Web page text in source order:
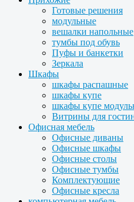
Готовые решения
модульные
вешалки напольные
тумбы под обувь
Пуфы и банкетки
Зеркала
Шкафы
шкафы распашные
шкафы купе
шкафы купе
Витрины для
Офисная мебель
Офисные диваны
Офисные шкафы
Офисные столы
Офисные тумбы
Комплектующие
Офисные кресла